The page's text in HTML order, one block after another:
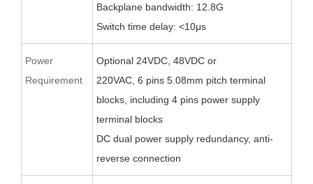
Backplane bandwidth: 12.8G
Switch time delay: <10μs
Power
Requirement
Optional 24VDC, 48VDC or
220VAC 6 pins 5.08mm pitch terminal
blocks , including 4 pins power supply
terminal blocks
DC dual power supply redundancy, anti-
reverse connection